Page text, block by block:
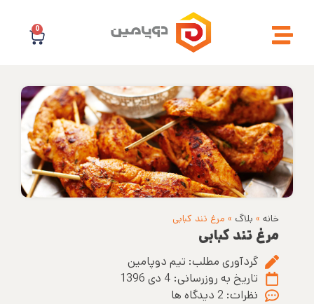
0
خانه » بلاگ » مرغ تند کبابی
مرغ تند کبابی
گردآوری مطلب: تیم دوپامین
تاریخ به روزرسانی: 4 دی 1396
نظرات: